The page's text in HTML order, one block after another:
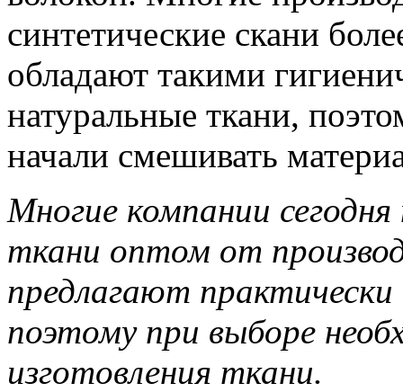
синтетические скани
обладают такими
натуральные ткани,
начали смешивать
Многие компании
ткани оптом от
предлагают
поэтому при выборе
изготовления ткани.